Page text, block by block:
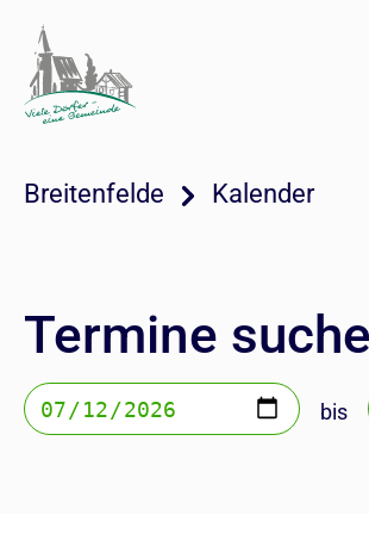
Breitenfelde Kalender
Termine
bis